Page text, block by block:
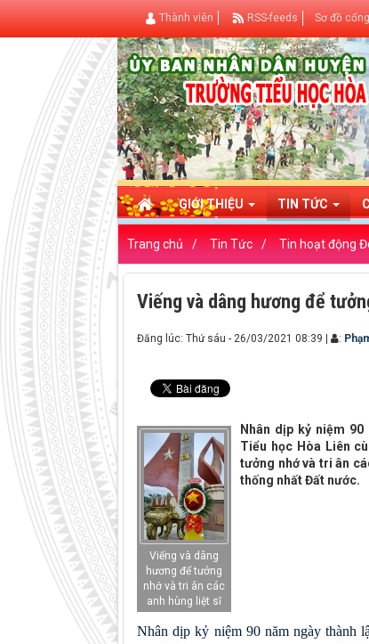
GIỚI THIỆU TIN TỨC
Thành viên RSS-feeds Sơ đồ cổng
Trang chủ Tin Tức Tin hoạt động
Viếng và dâng hương để
Đăng lúc: Thứ sáu - 26/03/2021 08:39 :
Viếng và dâng
hương để tưởng
nhớ và tri ân các
anh hùng liệt sĩ
Nhân dịp kỷ niệm
Tiểu học Hòa Liên
tưởng nhớ và tri ân
thống nhất Đất nước.
Nhân dịp kỷ niệm 90 năm ngày thành